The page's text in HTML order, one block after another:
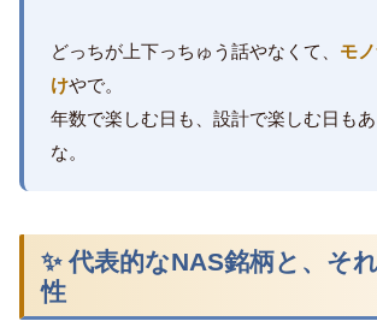
どっちが上下っちゅう話やなくて、 モ
けやで。
年数で楽しむ日も、設計で楽しむ日も
な。
✨ 代表的なNAS銘柄と、そ
性